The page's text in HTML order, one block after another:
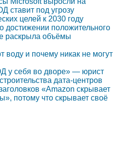
ставит под угрозу
целей к 2030 году
достижении положительного
раскрыла объёмы
воду и почему никак не могут
у себя во дворе» — юрист
дата-центров
«Amazon скрывает
потому что скрывает своё